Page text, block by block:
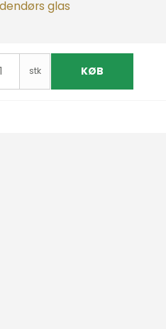
glas
stk KØB